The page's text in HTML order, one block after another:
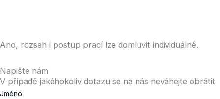
Ano, rozsah i postup prací lze domluvit individuálně.
Napište nám
V případě jakéhokoliv dotazu se na nás neváhejte obrátit
Jméno